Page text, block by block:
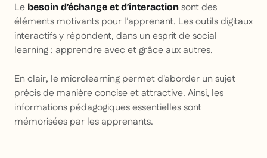
Le besoin d’échange et d’interaction sont des
éléments motivants pour l’apprenant. Les outils digitaux
interactifs y répondent, dans un esprit de social
learning : apprendre avec et grâce aux autres.
En clair, le microlearning permet d'aborder un sujet
précis de manière concise et attractive. Ainsi, les
informations pédagogiques essentielles sont
mémorisées par les apprenants.